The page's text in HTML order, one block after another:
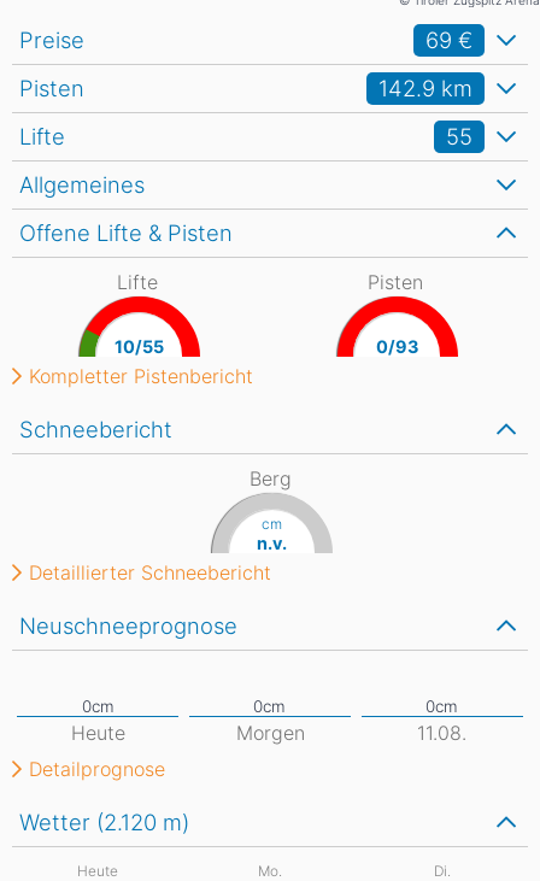
Allgemeines
Lifte 55
Pisten 142.9 km
Wetter (2.120 m)
Heute Mo. Di.
Schneebericht
Berg
cm
n.v.
Detaillierter Schneebericht
Neuschneeprognose
Heute Morgen
11.08.
Detailprognose
Offene Lifte & Pisten
Lifte
10/55
Pisten
0/93
Kompletter Pistenbericht
Preise 69 €